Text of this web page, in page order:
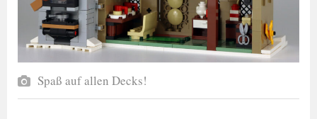
Spaß auf allen Decks!